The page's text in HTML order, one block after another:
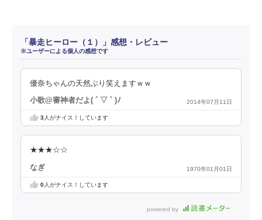
「暴走ヒーロー（１）」感想・レビュー
※ユーザーによる個人の感想です
優奈ちゃんの天然ぶり笑えますｗｗ
小歌@審神者だよ( ´ ▽ ` )ﾉ 2014年07月11日
3人がナイス！しています
★★★☆☆
なぎ 1970年01月01日
0人がナイス！しています
powered by